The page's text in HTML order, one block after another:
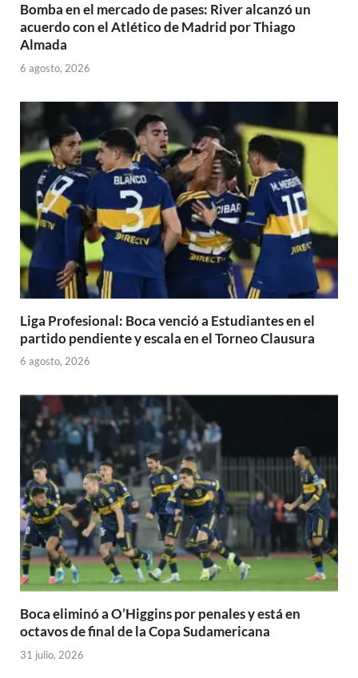
Bomba en el mercado de pases: River alcanzó un
acuerdo con el Atlético de Madrid por Thiago
Almada
6 agosto, 2026
Liga Profesional: Boca venció a Estudiantes en el
partido pendiente y escala en el Torneo Clausura
6 agosto, 2026
Boca eliminó a O’Higgins por penales y está en
octavos de final de la Copa Sudamericana
31 julio, 2026